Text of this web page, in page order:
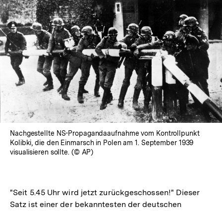
Nachgestellte NS-Propagandaaufnahme vom Kontrollpunkt
Kolibki, die den Einmarsch in Polen am 1. September 1939
visualisieren sollte. (© AP)
"Seit 5.45 Uhr wird jetzt zurückgeschossen!" Dieser
Satz ist einer der bekanntesten der deutschen